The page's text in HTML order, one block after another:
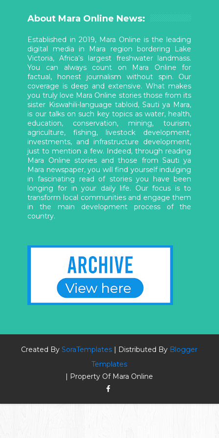
About Mara Online News:
Established in 2019, Mara Online is the leading
digital media in Mara region bordering Lake
Victoria, Africa’s largest freshwater landmass.
You can always count on Mara Online for
factual, honest journalism without spin. Our
coverage is deep and extensive. What makes
you truly love Mara Online stories those from its
sister Kiswahili-language tabloid, Sauti ya Mara,
is our talks on such key topics as water, health,
education, conservation, mining, tourism,
agriculture, fishing, livestock development,
investments, and infrastructure development,
just to mention a few. Indeed, through reading
Mara Online stories and those from Sauti ya
Mara newspaper, you will find yourself indulging
in fascinating read of stories you have been
longing for in your daily life. Our focus is to
transform local communities and engage them
in the main development process of the
country.
Created BySoraTemplates | Distributed By Blogger
Templates
| Property Of Mara Online